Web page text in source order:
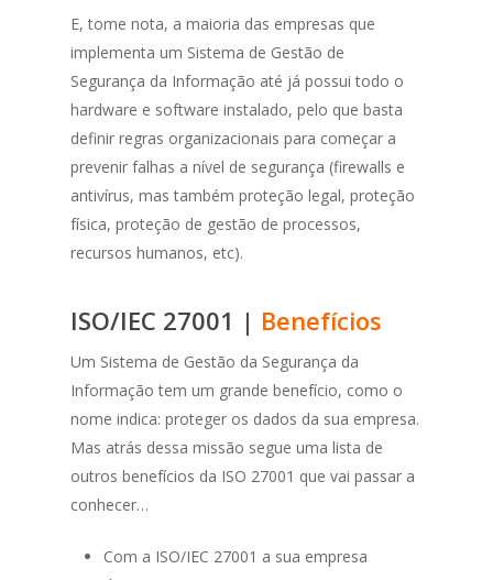
E, tome nota, a maioria das empresas que
implementa um Sistema de Gestão de
Segurança da Informação até já possui todo o
hardware e software instalado, pelo que basta
definir regras organizacionais para começar a
prevenir falhas a nível de segurança (firewalls e
antivírus, mas também proteção legal, proteção
física, proteção de gestão de processos,
recursos humanos, etc).
ISO/IEC 27001 | Benefícios
Um Sistema de Gestão da Segurança da
Informação tem um grande benefício, como o
nome indica: proteger os dados da sua empresa.
Mas atrás dessa missão segue uma lista de
outros benefícios da ISO 27001 que vai passar a
conhecer…
Com a ISO/IEC 27001 a sua empresa